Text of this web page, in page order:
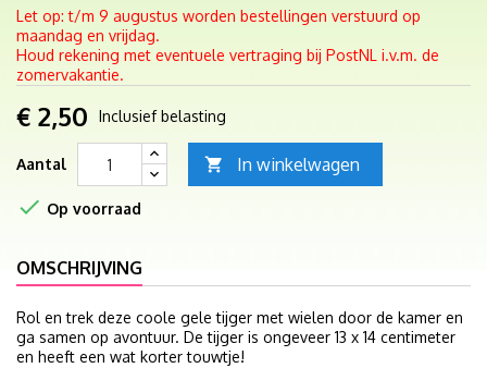
Let op: t/m 9 augustus worden bestellingen verstuurd op
maandag en vrijdag.
Houd rekening met eventuele vertraging bij PostNL i.v.m. de
zomervakantie.
€ 2,50 Inclusief belasting
Aantal  In winkelwagen
 Op voorraad
OMSCHRIJVING
Rol en trek deze coole gele tijger met wielen door de kamer en
ga samen op avontuur. De tijger is ongeveer 13 x 14 centimeter
en heeft een wat korter touwtje!